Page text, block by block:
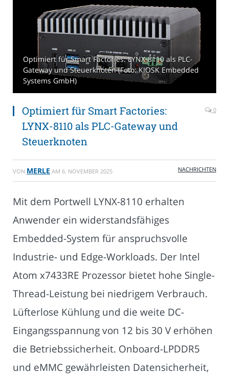
Optimiert für Smart Factories: LYNX-8110 als PLC-
Gateway und Steuerknoten (Foto: KIOSK Embedded
Systems GmbH)
Optimiert für Smart Factories:
LYNX-8110 als PLC-Gateway und
Steuerknoten
0
VON MERLE AM 6. NOVEMBER 2025 NACHRICHTEN
Mit dem Portwell LYNX-8110 erhalten
Anwender ein widerstandsfähiges
Embedded-System für anspruchsvolle
Industrie- und Edge-Workloads. Der Intel
Atom x7433RE Prozessor bietet hohe Single-
Thread-Leistung bei niedrigem Verbrauch.
Lüfterlose Kühlung und die weite DC-
Eingangsspannung von 12 bis 30 V erhöhen
die Betriebssicherheit. Onboard-LPDDR5
und eMMC gewährleisten Datensicherheit,